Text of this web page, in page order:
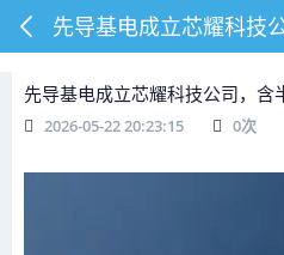
先导基电成立芯耀科技公司，含
2026-05-22 20:23:15 0次